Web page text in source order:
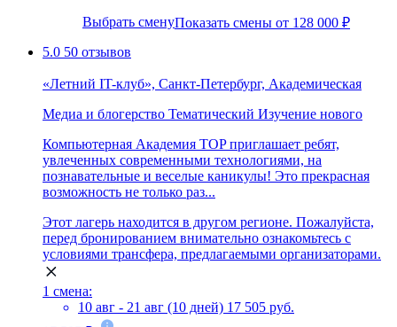
Выбрать сменуПоказать смены от 128 000 ₽
5.0 50 отзывов
«Летний IT-клуб», Санкт-Петербург, Академическая
Медиа и блогерство Тематический Изучение нового
Компьютерная Академия TOP приглашает ребят,
увлеченных современными технологиями, на
познавательные и веселые каникулы! Это прекрасная
возможность не только раз...
Этот лагерь находится в другом регионе. Пожалуйста,
перед бронированием внимательно ознакомьтесь с
условиями трансфера, предлагаемыми организаторами.
1 смена:
10 авг - 21 авг (10 дней) 17 505 руб.